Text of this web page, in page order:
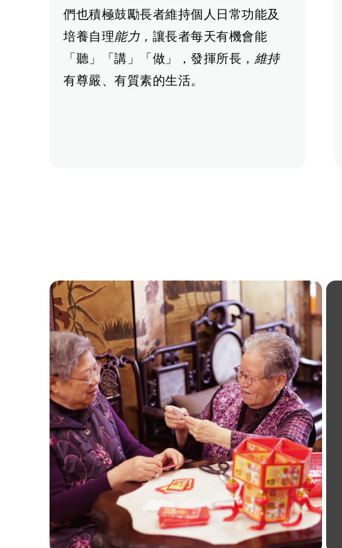
們也積極鼓勵長者維持個人日常功能及
培養自理能力 ， 讓長者每天有機會能
「聽」「講」「做」，發揮所長， 維持
有尊嚴、有質素的生活。